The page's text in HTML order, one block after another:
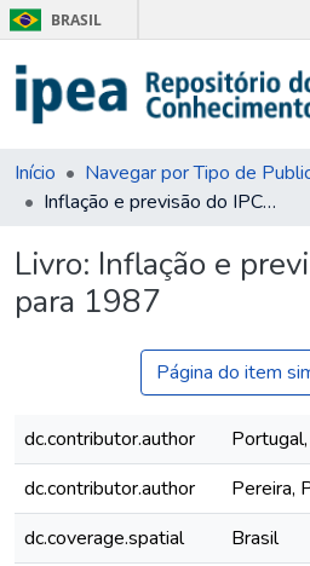
BRASIL
Início
Inflação e previsão do IPCA para 1987
Livro: Inflação e
para 1987
Página do item
dc.contributor.author
dc.contributor.author
Pereira,
dc.coverage.spatial
Brasil